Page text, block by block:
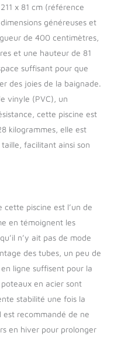
en 20
minutes et, sans
monter et à
pour un
répétitif
année
Le
en acier offre
résistance et
durabilité
x 81 cm (référence
généreuses et
de 400 centimètres,
et une hauteur de 81
suffisant pour que
des joies de la baignade.
vinyle (PVC), un
cette piscine est
kilogrammes, elle est
facilitant ainsi son
cette piscine est l’un de
en témoignent les
n’y ait pas de mode
des tubes, un peu de
ligne suffisent pour la
en acier sont
stabilité une fois la
est recommandé de ne
en hiver pour prolonger